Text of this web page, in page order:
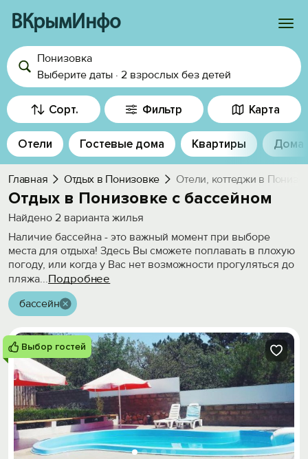
ВКрымИнфо
Войти
Избранное
История просмотра
Добавить свой объект
Понизовка
Выберите даты · 2 взрослых без детей
Сорт. Фильтр Карта
Отели Гостевые дома Квартиры Дома
Главная Отдых в Понизовке Отели, коттеджи в
Отдых в Понизовке с бассейном
Найдено 2 варианта жилья
Наличие бассейна - это важный момент при выборе
места для отдыха! Здесь Вы сможете поплавать в плохую
погоду, или когда у Вас нет возможности прогуляться до
пляжа...Подробнее
бассейн
Выбор гостей